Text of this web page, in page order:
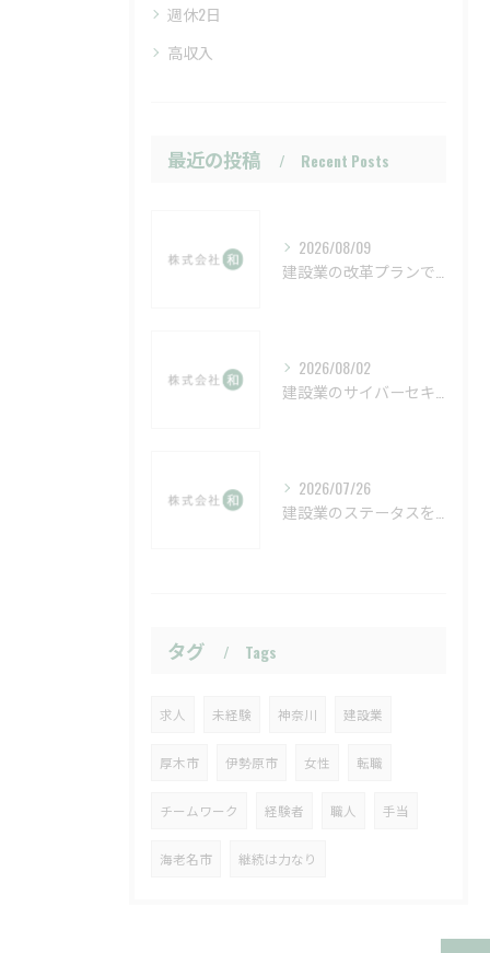
週休2日
高収入
最近の投稿 Recent Posts
2026/08/09
2026/08/02
2026/07/26
タグ Tags
求人 未経験 神奈川 建設業
厚木市 伊勢原市 女性 転職
チームワーク 経験者 職人 手当
海老名市 継続は力なり